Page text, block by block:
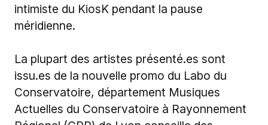
intimiste du KiosK pendant la pause
méridienne.
La plupart des artistes présenté.es sont
issu.es de la nouvelle promo du Labo du
Conservatoire, département Musiques
Actuelles du Conservatoire à Rayonnement